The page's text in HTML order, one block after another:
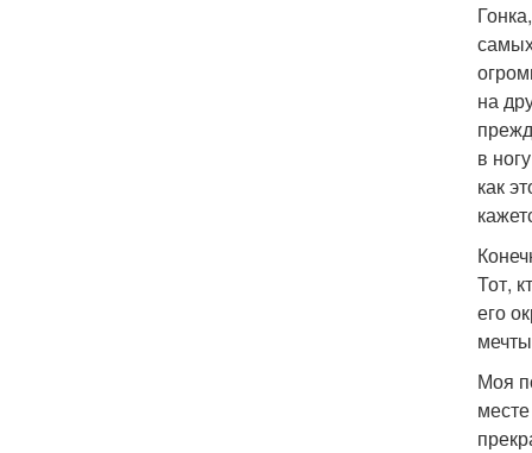
на
в
как
Тот,
его
Моя